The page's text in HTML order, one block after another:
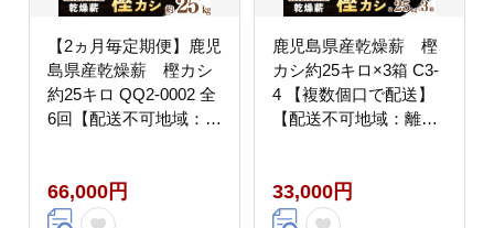
【2ヵ月毎定期便】鹿児
島県産乾燥薪 樫カシ
約25キロ QQ2-0002 全
6回【配送不可地域：離
66,000円
鹿児島県産乾燥薪 樫
カシ約25キロ×3箱 C3-
4 【複数個口で配送】
【配送不可地域：離
33,000円